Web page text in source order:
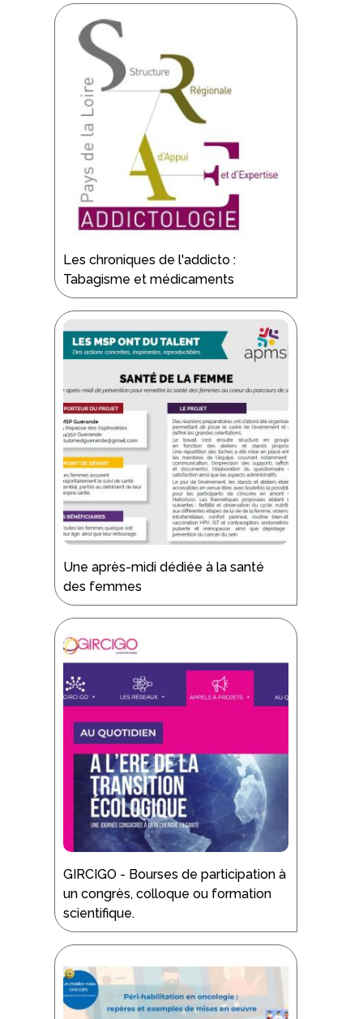
Les chroniques de l'addicto :
Tabagisme et médicaments
Une après-midi dédiée à la santé
des femmes
GIRCIGO - Bourses de participation à
un congrès, colloque ou formation
scientifique.